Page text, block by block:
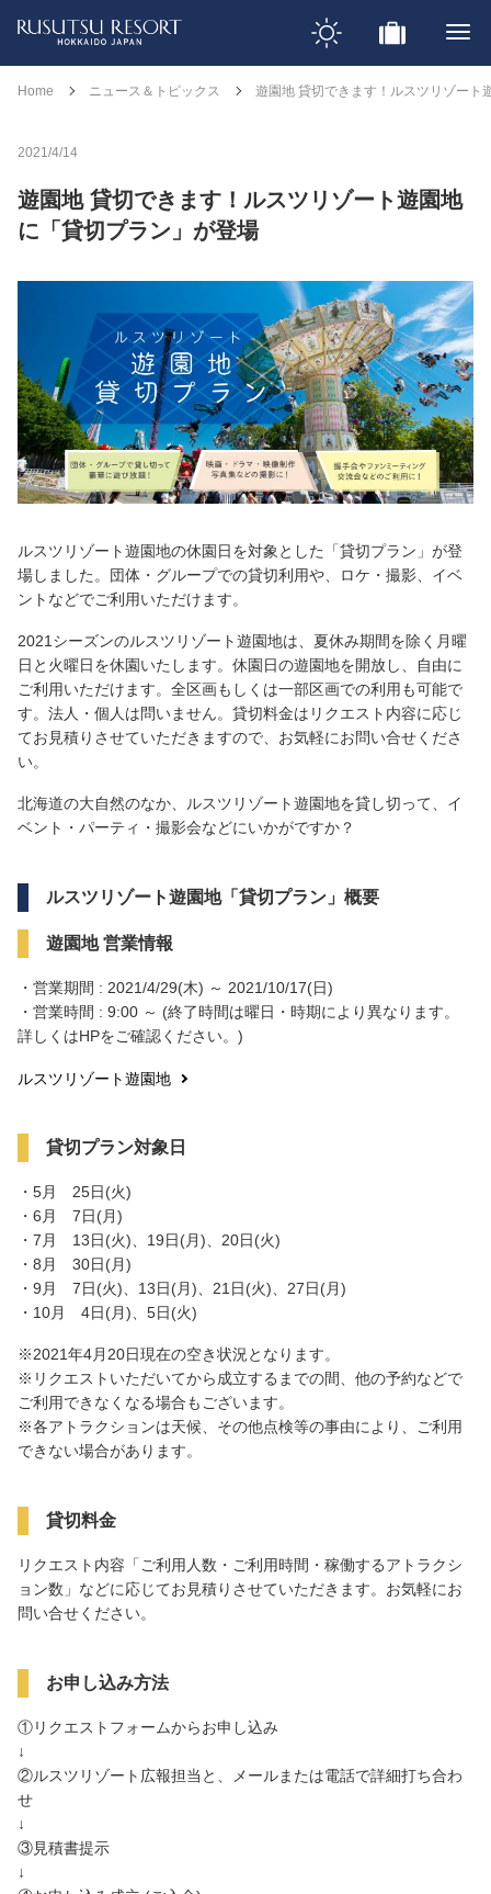
Home ニュース＆トピックス 遊園地 貸切できます！ルスツリゾート
2021/4/14
遊園地 貸切できます！ルスツリゾート遊園地
に「貸切プラン」が登場
ルスツリゾート遊園地の休園日を対象とした「貸切プラン」が登
場しました。団体・グループでの貸切利用や、ロケ・撮影、イベ
ントなどでご利用いただけます。
2021シーズンのルスツリゾート遊園地は、夏休み期間を除く月曜
日と火曜日を休園いたします。休園日の遊園地を開放し、自由に
ご利用いただけます。全区画もしくは一部区画での利用も可能で
す。法人・個人は問いません。貸切料金はリクエスト内容に応じ
てお見積りさせていただきますので、お気軽にお問い合せくださ
い。
北海道の大自然のなか、ルスツリゾート遊園地を貸し切って、イ
ベント・パーティ・撮影会などにいかがですか？
ルスツリゾート遊園地「貸切プラン」概要
遊園地 営業情報
・営業期間 : 2021/4/29(木) ～ 2021/10/17(日)
・営業時間 : 9:00 ～ (終了時間は曜日・時期により異なります。
詳しくはHPをご確認ください。)
ルスツリゾート遊園地
貸切プラン対象日
・5月 25日(火)
・6月 7日(月)
・7月 13日(火)、19日(月)、20日(火)
・8月 30日(月)
・9月 7日(火)、13日(月)、21日(火)、27日(月)
・10月 4日(月)、5日(火)
※2021年4月20日現在の空き状況となります。
※リクエストいただいてから成立するまでの間、他の予約などで
ご利用できなくなる場合もございます。
※各アトラクションは天候、その他点検等の事由により、ご利用
できない場合があります。
貸切料金
リクエスト内容「ご利用人数・ご利用時間・稼働するアトラクシ
ョン数」などに応じてお見積りさせていただきます。お気軽にお
問い合せください。
お申し込み方法
①リクエストフォームからお申し込み
↓
②ルスツリゾート広報担当と、メールまたは電話で詳細打ち合わ
せ
↓
③見積書提示
↓